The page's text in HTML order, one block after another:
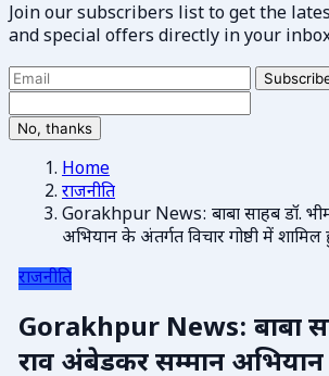
Join our subscribers list to get the
and special offers directly in your
No, thanks
Home
राजनीति
Gorakhpur News: बाबा साहब डॉ.
अभियान के अंतर्गत विचार गोष्ठी में शामिल
राजनीति
Gorakhpur News: बाबा
राव अंबेडकर सम्मान